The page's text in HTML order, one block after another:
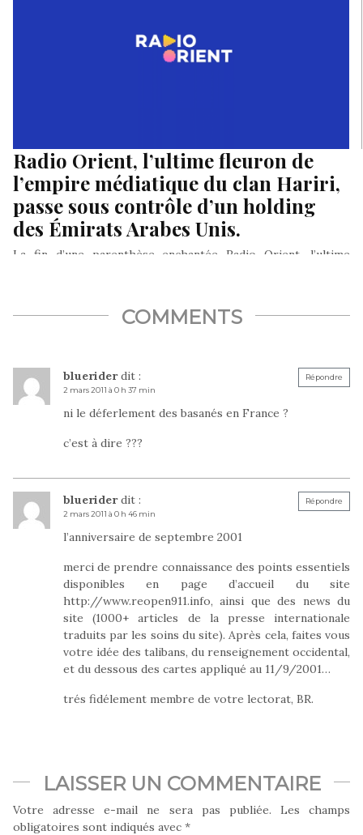
Radio Orient, l’ultime fleuron de
l’empire médiatique du clan Hariri,
passe sous contrôle d’un holding
des Émirats Arabes Unis.
La fin d’une parenthèse enchantée Radio Orient, l’ultime
COMMENTS
bluerider dit :
2 mars 2011 à 0 h 37 min
ni le déferlement des basanés en France ?
c’est à dire ???
Répondre
bluerider dit :
2 mars 2011 à 0 h 46 min
l’anniversaire de septembre 2001
merci de prendre connaissance des points essentiels
disponibles en page d’accueil du site
http://www.reopen911.info, ainsi que des news du
site (1000+ articles de la presse internationale
traduits par les soins du site). Après cela, faites vous
votre idée des talibans, du renseignement occidental,
et du dessous des cartes appliqué au 11/9/2001…
trés fidélement membre de votre lectorat, BR.
Répondre
LAISSER UN COMMENTAIRE
Votre adresse e-mail ne sera pas publiée.
Les champs
obligatoires sont indiqués avec *